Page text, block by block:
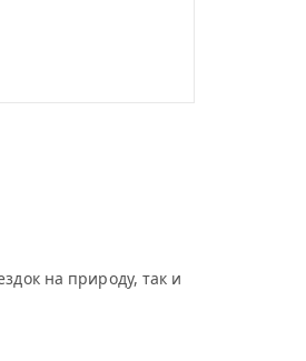
на природу, так и